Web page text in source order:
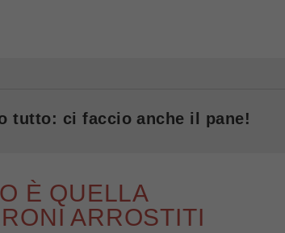
tutto: ci faccio anche il pane!
È QUELLA
ARROSTITI